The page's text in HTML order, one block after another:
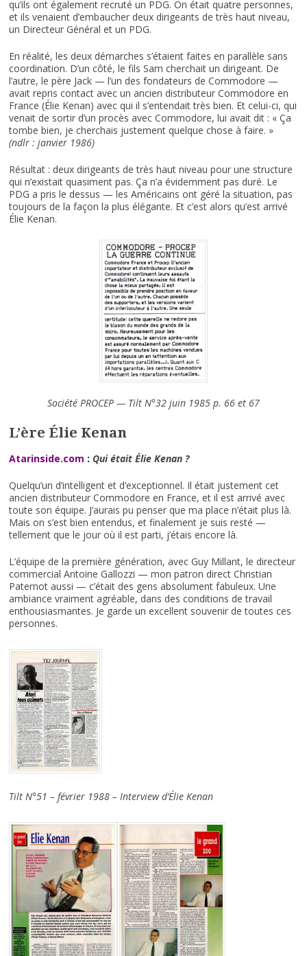
qu’ils ont également recruté un PDG. On était quatre personnes,
et ils venaient d’embaucher deux dirigeants de très haut niveau,
un Directeur Général et un PDG.
En réalité, les deux démarches s’étaient faites en parallèle sans
coordination. D’un côté, le fils Sam cherchait un dirigeant. De
l’autre, le père Jack — l’un des fondateurs de Commodore —
avait repris contact avec un ancien distributeur Commodore en
France (Élie Kenan) avec qui il s’entendait très bien. Et celui-ci, qui
venait de sortir d’un procès avec Commodore, lui avait dit : « Ça
tombe bien, je cherchais justement quelque chose à faire. »
(ndlr : janvier 1986)
Résultat : deux dirigeants de très haut niveau pour une structure
qui n’existait quasiment pas. Ça n’a évidemment pas duré. Le
PDG a pris le dessus — les Américains ont géré la situation, pas
toujours de la façon la plus élégante. Et c’est alors qu’est arrivé
Élie Kenan.
Société PROCEP — Tilt N°32 juin 1985 p. 66 et 67
L’ère Élie Kenan
Atarinside.com : Qui était Élie Kenan ?
Quelqu’un d’intelligent et d’exceptionnel. Il était justement cet
ancien distributeur Commodore en France, et il est arrivé avec
toute son équipe. J’aurais pu penser que ma place n’était plus là.
Mais on s’est bien entendus, et finalement je suis resté —
tellement que le jour où il est parti, j’étais encore là.
L’équipe de la première génération, avec Guy Millant, le directeur
commercial Antoine Gallozzi — mon patron direct Christian
Paternot aussi — c’était des gens absolument fabuleux. Une
ambiance vraiment agréable, dans des conditions de travail
enthousiasmantes. Je garde un excellent souvenir de toutes ces
personnes.
Tilt N°51 – février 1988 – Interview d’Élie Kenan